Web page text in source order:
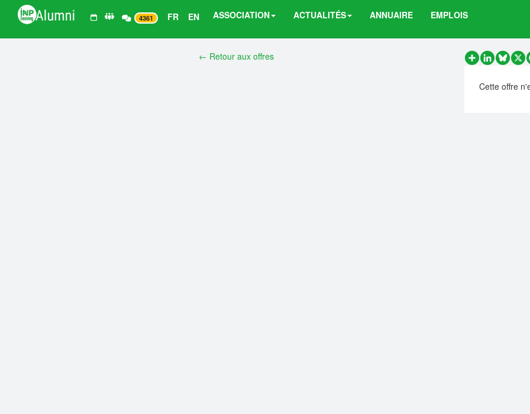
4361 FR EN ASSOCIATION ACTUALITÉS ANNUAIRE EMPLOIS
← Retour aux offres
PartagerLinkedInX
Cette offre